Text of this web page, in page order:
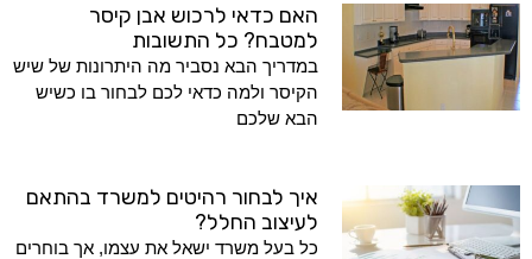
האם כדאי לרכוש אבן קיסר
למטבח? כל התשובות
במדריך הבא נסביר מה היתרונות של שיש
הקיסר ולמה כדאי לכם לבחור בו כשיש
הבא שלכם
איך לבחור רהיטים למשרד בהתאם
לעיצוב החלל?
כל בעל משרד ישאל את עצמו, אך בוחרים